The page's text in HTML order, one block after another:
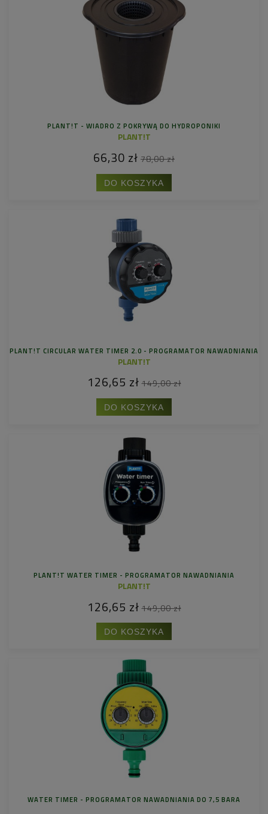
PLANT!T - WIADRO Z POKRYWĄ DO HYDROPONIKI
PLANT!T
66,30 zł 78,00 zł
DO KOSZYKA
PLANT!T CIRCULAR WATER TIMER 2.0 - PROGRAMATOR NAWADNIANIA
PLANT!T
126,65 zł 149,00 zł
DO KOSZYKA
PLANT!T WATER TIMER - PROGRAMATOR NAWADNIANIA
PLANT!T
126,65 zł 149,00 zł
DO KOSZYKA
WATER TIMER - PROGRAMATOR NAWADNIANIA DO 7,5 BARA